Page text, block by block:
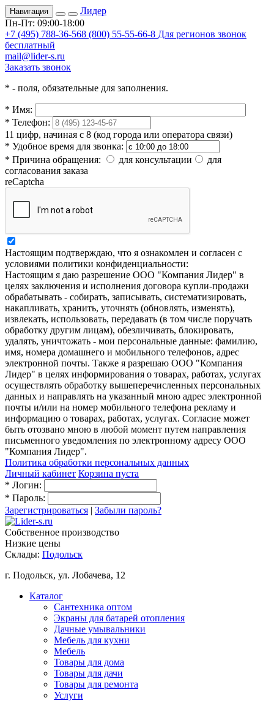
Навигация
Лидер
Пн-Пт: 09:00-18:00
+7 (495) 788-36-568 (800) 55-55-66-8 Для регионов звонок
бесплатный
mail@lider-s.ru
Заказать звонок
* - поля, обязательные для заполнения.
* Имя:
* Телефон:
11 цифр, начиная с 8 (код города или оператора связи)
* Удобное время для звонка:
* Причина обращения: для консультации
для
согласования заказа
reCaptcha
Настоящим подтверждаю, что я ознакомлен и согласен с
условиями политики конфиденциальности:
Настоящим я даю разрешение ООО "Компания Лидер" в
целях заключения и исполнения договора купли-продажи
обрабатывать - собирать, записывать, систематизировать,
накапливать, хранить, уточнять (обновлять, изменять),
извлекать, использовать, передавать (в том числе поручать
обработку другим лицам), обезличивать, блокировать,
удалять, уничтожать - мои персональные данные: фамилию,
имя, номера домашнего и мобильного телефонов, адрес
электронной почты. Также я разрешаю ООО "Компания
Лидер" в целях информирования о товарах, работах, услугах
осуществлять обработку вышеперечисленных персональных
данных и направлять на указанный мною адрес электронной
почты и/или на номер мобильного телефона рекламу и
информацию о товарах, работах, услугах. Согласие может
быть отозвано мною в любой момент путем направления
письменного уведомления по электронному адресу ООО
"Компания Лидер".
Политика обработки персональных данных
Личный кабинет Корзина пуста
* Логин:
* Пароль:
Зарегистрироваться | Забыли пароль?
Собственное производство
Низкие цены
Склады: Подольск
г. Подольск, ул. Лобачева, 12
Каталог
Сантехника оптом
Экраны для батарей отопления
Дачные умывальники
Мебель для кухни
Мебель
Товары для дома
Товары для дачи
Товары для ремонта
Услуги